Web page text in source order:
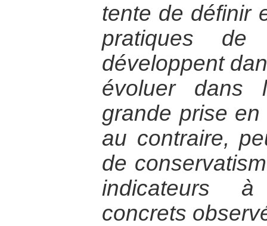
tente de définir
pratiques
développent
évoluer dans
grande prise
au contraire,
de
indicateurs à
concrets